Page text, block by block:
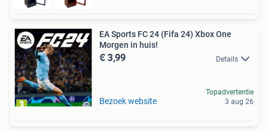
EA Sports FC 24 (Fifa 24) Xbox One
Morgen in huis!
€ 3,99 Details
Bezoek website
Topadvertentie
3 aug 26